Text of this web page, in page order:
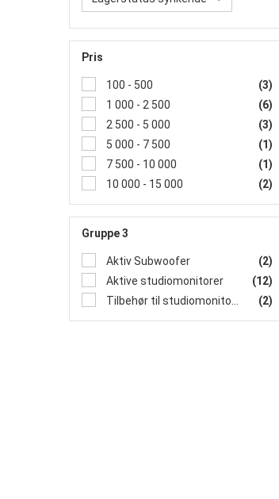
Pris
100 - 500
(3)
1 000 - 2 500
(6)
2 500 - 5 000
(3)
5 000 - 7 500
(1)
7 500 - 10 000
(1)
10 000 - 15 000
(2)
Gruppe 3
Aktiv Subwoofer
(2)
Aktive studiomonitorer
(12)
Tilbehør til studiomonitorer
(2)